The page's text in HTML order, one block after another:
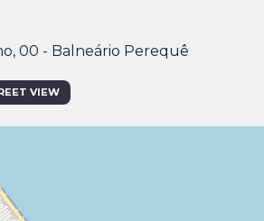
00 - Balneário Perequê
VIEW